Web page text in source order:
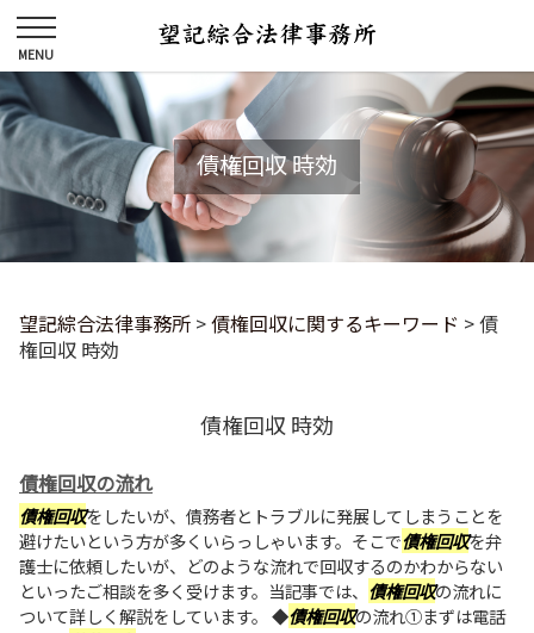
債権回収 時効
望記綜合法律事務所 >債権回収に関するキーワード >債
権回収 時効
債権回収 時効
債権回収の流れ
債権回収をしたいが、債務者とトラブルに発展してしまうことを
避けたいという方が多くいらっしゃいます。そこで債権回収を弁
護士に依頼したいが、どのような流れで回収するのかわからない
といったご相談を多く受けます。当記事では、 債権回収の流れに
ついて詳しく解説をしています。 ◆債権回収の流れ①まずは電話